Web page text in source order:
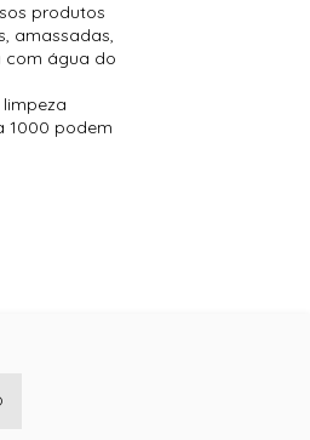
produtos
amassadas,
com água do
1000 podem